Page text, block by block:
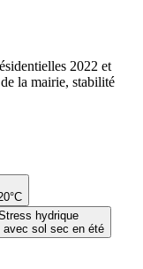
hydrique
avec sol sec en été
2022 et
la mairie, stabilité